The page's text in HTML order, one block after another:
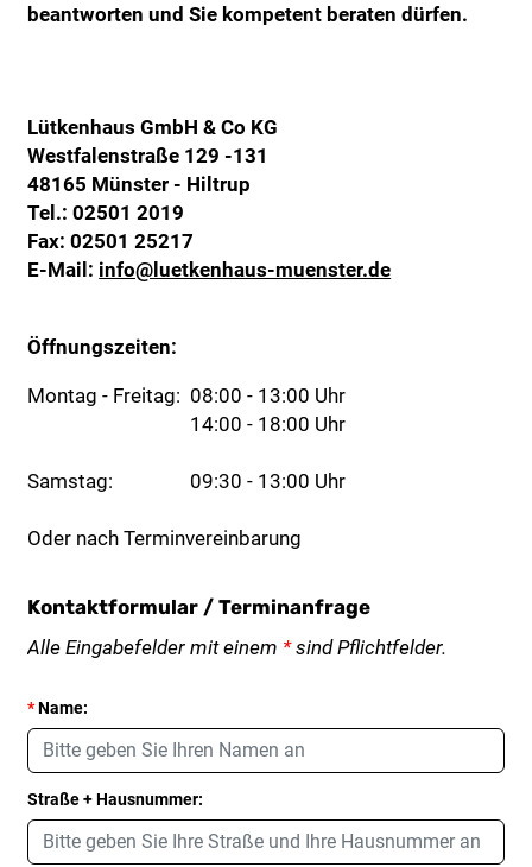
beantworten und Sie kompetent beraten dürfen.
Lütkenhaus GmbH & Co KG
Westfalenstraße 129 -131
48165 Münster - Hiltrup
Tel.:02501 2019
Fax: 02501 25217
E-Mail: info@luetkenhaus-muenster.de
Öffnungszeiten:
Montag - Freitag: 08:00 - 13:00 Uhr
14:00 - 18:00 Uhr
Samstag: 09:30 - 13:00 Uhr
Oder nach Terminvereinbarung
Kontaktformular / Terminanfrage
Alle Eingabefelder mit einem *sind Pflichtfelder.
*Name:
Straße + Hausnummer: